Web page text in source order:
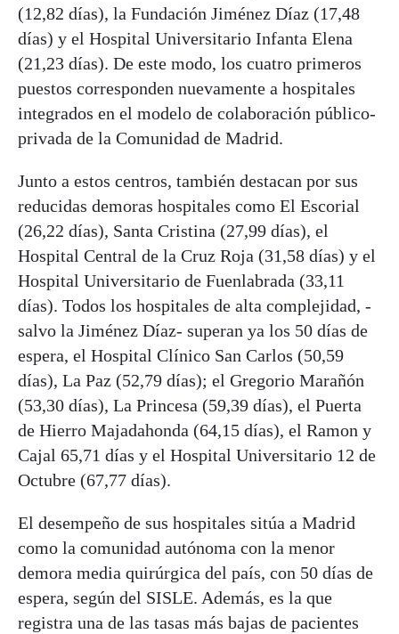
(12,82 días), la Fundación Jiménez Díaz (17,48
días) y el Hospital Universitario Infanta Elena
(21,23 días). De este modo, los cuatro primeros
puestos corresponden nuevamente a hospitales
integrados en el modelo de colaboración público-
privada de la Comunidad de Madrid.
Junto a estos centros, también destacan por sus
reducidas demoras hospitales como El Escorial
(26,22 días), Santa Cristina (27,99 días), el
Hospital Central de la Cruz Roja (31,58 días) y el
Hospital Universitario de Fuenlabrada (33,11
días). Todos los hospitales de alta complejidad, -
salvo la Jiménez Díaz- superan ya los 50 días de
espera, el Hospital Clínico San Carlos (50,59
días), La Paz (52,79 días); el Gregorio Marañón
(53,30 días), La Princesa (59,39 días), el Puerta
de Hierro Majadahonda (64,15 días), el Ramon y
Cajal 65,71 días y el Hospital Universitario 12 de
Octubre (67,77 días).
El desempeño de sus hospitales sitúa a Madrid
como la comunidad autónoma con la menor
demora media quirúrgica del país, con 50 días de
espera, según del SISLE. Además, es la que
registra una de las tasas más bajas de pacientes